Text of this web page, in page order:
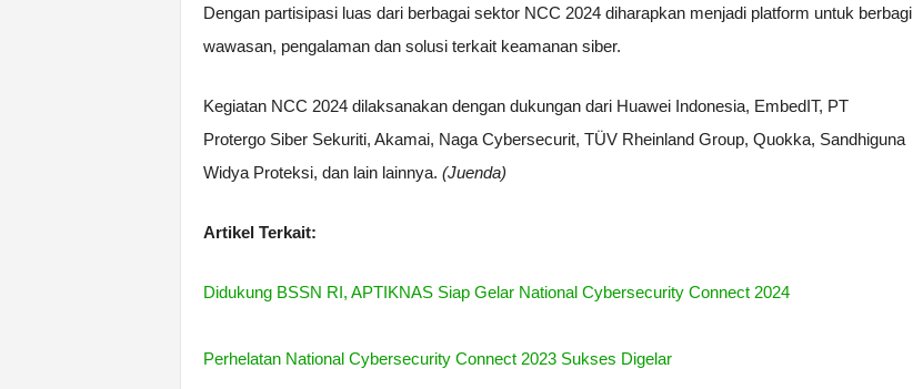
Dengan partisipasi luas dari berbagai sektor NCC 2024 diharapkan menjadi platform untuk berbagi
wawasan, pengalaman dan solusi terkait keamanan siber.
Kegiatan NCC 2024 dilaksanakan dengan dukungan dari Huawei Indonesia, EmbedIT, PT
Protergo Siber Sekuriti, Akamai, Naga Cybersecurit, TÜV Rheinland Group, Quokka, Sandhiguna
Widya Proteksi, dan lain lainnya. (Juenda)
Artikel Terkait:
Didukung BSSN RI, APTIKNAS Siap Gelar National Cybersecurity Connect 2024
Perhelatan National Cybersecurity Connect 2023 Sukses Digelar